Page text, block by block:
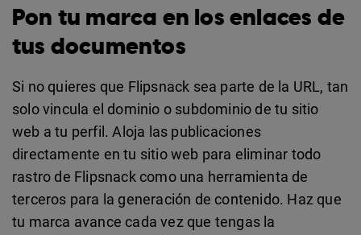
Pon tu marca en los enlaces de
tus documentos
Si no quieres que Flipsnack sea parte de la URL, tan
solo vincula el dominio o subdominio de tu sitio
web a tu perfil. Aloja las publicaciones
directamente en tu sitio web para eliminar todo
rastro de Flipsnack como una herramienta de
terceros para la generación de contenido. Haz que
tu marca avance cada vez que tengas la